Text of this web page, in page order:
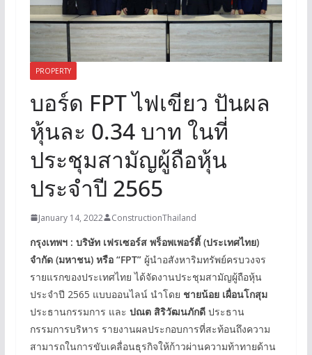
PROPERTY
บอร์ด FPT ไฟเขียว ปันผล
หุ้นละ 0.34 บาท ในที่
ประชุมสามัญผู้ถือหุ้น
ประจำปี 2565
January 14, 2022 ConstructionThailand
กรุงเทพฯ : บริษัท เฟรเซอร์ส พร็อพเพอร์ตี้ (ประเทศไทย)
จำกัด (มหาชน) หรือ “FPT”ผู้นำอสังหาริมทรัพย์ครบวงจร
รายแรกของประเทศไทย ได้จัดงานประชุมสามัญผู้ถือหุ้น
ประจำปี 2565 แบบออนไลน์ นำโดย ชายน้อย เผื่อนโกสุม
ประธานกรรมการ และ ปณต สิริวัฒนภักดีประธาน
กรรมการบริหาร รายงานผลประกอบการที่สะท้อนถึงความ
สามารถในการขับเคลื่อนธุรกิจให้ก้าวผ่านความท้าทายด้าน